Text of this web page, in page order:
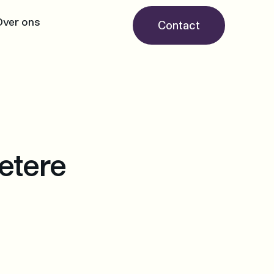
Contact
ons